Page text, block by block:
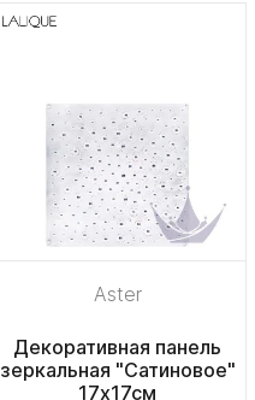
Aster
Декоративная панель
зеркальная "Сатиновое"
17х17см